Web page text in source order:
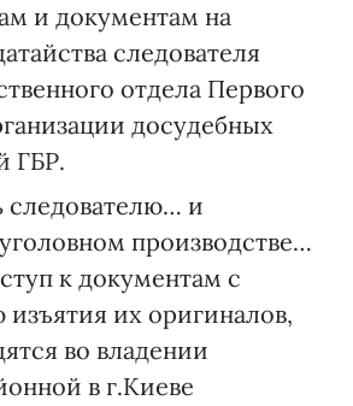
и документам на
следователя
отдела Первого
досудебных
ГБР.
следователю… и
производстве…
к документам с
их оригиналов,
во владении
в г.Киеве